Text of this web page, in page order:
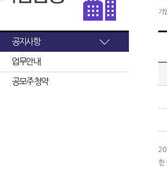
공지사항
업무안내
공모주 청약
기
한